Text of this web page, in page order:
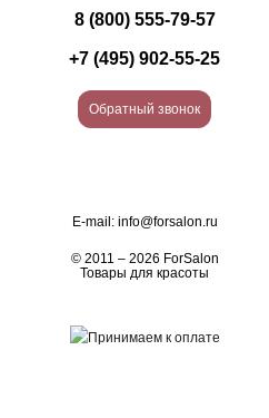
8 (800) 555-79-57
+7 (495) 902-55-25
Обратный звонок
E-mail: info@forsalon.ru
© 2011 – 2026 ForSalon
Товары для красоты